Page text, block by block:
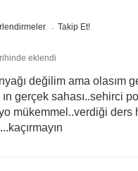
Takip Et!
eklendi
değilim ama olasım
gerçek sahası..sehirci
mükemmel..verdiği ders